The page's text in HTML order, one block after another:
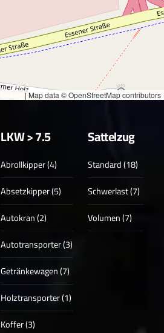
Leaflet |Map data © OpenStreetMap contributors
LKW > 7.5
Abrollkipper (4)
Absetzkipper (5)
Autokran (2)
Autotransporter (3)
Getränkewagen (7)
Holztransporter (1)
Koffer (3)
Sattelzug
Standard (18)
Schwerlast (7)
Volumen (7)